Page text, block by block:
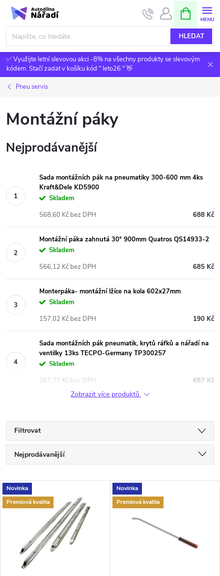
Přejít
obsah
HLEDAT
NÁKUPNÍ
KOŠÍK
✅ Využijte letní slevovou akci -8% na všechny produkty se slevovým
kódem. Stačí zadat v košíku kód " leto26 " 👋
Pneu servis
Montážní páky
Nejprodávanější
Sada montážních pák na pneumatiky 300-600 mm 4ks
Kraft&Dele KD5900
Skladem
688 Kč
568,60 Kč bez DPH
Montážní páka zahnutá 30° 900mm Quatros QS14933-2
Skladem
685 Kč
566,12 Kč bez DPH
Monterpáka- montážní lžíce na kola 602x27mm
Skladem
190 Kč
157,02 Kč bez DPH
Sada montážních pák pneumatik, krytů ráfků a nářadí na
ventilky 13ks TECPO-Germany TP300257
Skladem
687 Kč
567,77 Kč bez DPH
Zobrazit více produktů
Filtrovat
Ř
a
z
Nejprodávanější
Nejdražší
V
ý
Novinka
Premiová kvalita
Novinka
Premiová kvalita